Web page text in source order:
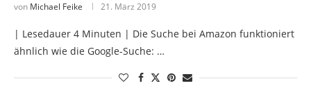
von Michael Feike 21. März 2019
| Lesedauer 4 Minuten | Die Suche bei Amazon funktioniert
ähnlich wie die Google-Suche: …